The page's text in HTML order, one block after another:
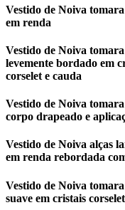
Vestido de Noiva
em renda
Vestido de Noiva
levemente bordado em
corselet e cauda
Vestido de Noiva
corpo drapeado e
Vestido de Noiva alças
em renda rebordada
Vestido de Noiva
suave em cristais